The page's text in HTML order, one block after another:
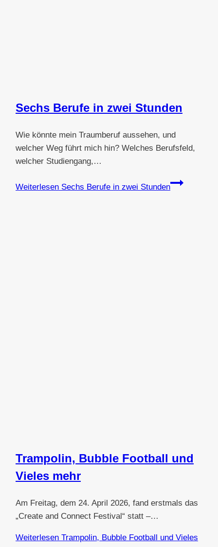
Sechs Berufe in zwei Stunden
Wie könnte mein Traumberuf aussehen, und
welcher Weg führt mich hin? Welches Berufsfeld,
welcher Studiengang,…
Weiterlesen Sechs Berufe in zwei Stunden
Trampolin, Bubble Football und
Vieles mehr
Am Freitag, dem 24. April 2026, fand erstmals das
„Create and Connect Festival“ statt –…
Weiterlesen Trampolin, Bubble Football und Vieles